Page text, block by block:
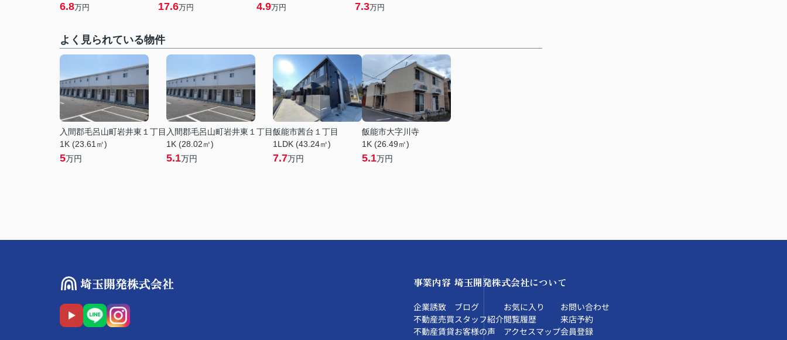
6.8万円 17.6万円 4.9万円 7.3万円
よく見られている物件
入間郡毛呂山町岩井東１丁目
1K (23.61㎡)
5万円
入間郡毛呂山町岩井東１丁目
1K (28.02㎡)
5.1万円
飯能市茜台１丁目
1LDK (43.24㎡)
7.7万円
飯能市大字川寺
1K (26.49㎡)
5.1万円
事業内容
企業誘致
不動産売買
不動産賃貸
埼玉開発株式会社について
ブログ
スタッフ紹介
お客様の声
お気に入り
閲覧履歴
アクセスマップ
お問い合わせ
来店予約
会員登録